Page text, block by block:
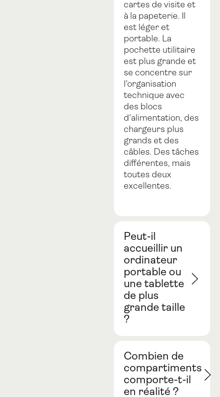
cartes de visite et
à la papeterie. Il
est léger et
portable. La
pochette utilitaire
est plus grande et
se concentre sur
l'organisation
technique avec
des blocs
d'alimentation, des
chargeurs plus
grands et des
câbles. Des tâches
différentes, mais
toutes deux
excellentes.
Peut-il
accueillir un
ordinateur
portable ou
une tablette
de plus
grande taille
?
Combien de
compartiments
comporte-t-il
en réalité ?